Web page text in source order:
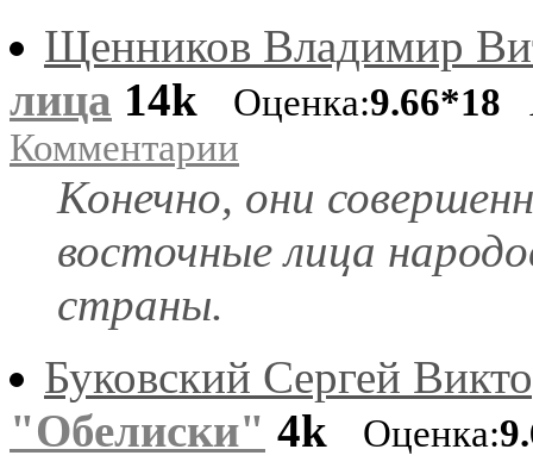
Щенников Владимир
лица 14k Оценка:9.66*18
Комментарии
Конечно, они
восточные лица
страны.
Буковский Сергей
"Обелиски" 4k Оценка: